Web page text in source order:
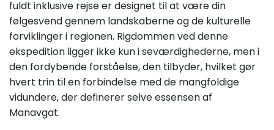
fuldt inklusive rejse er designet til at være din
følgesvend gennem landskaberne og de kulturelle
forviklinger i regionen. Rigdommen ved denne
ekspedition ligger ikke kun i seværdighederne, men i
den fordybende forståelse, den tilbyder, hvilket gør
hvert trin til en forbindelse med de mangfoldige
vidundere, der definerer selve essensen af
Manavgat.